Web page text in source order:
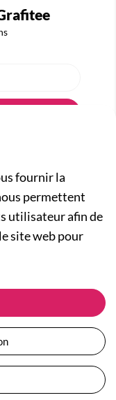
fournir la
permettent
utilisateur afin de
site web pour